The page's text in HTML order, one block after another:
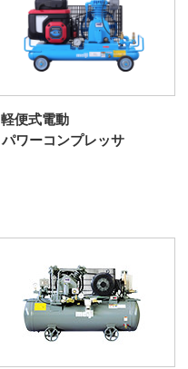
軽便式電動
パワーコンプレッサ